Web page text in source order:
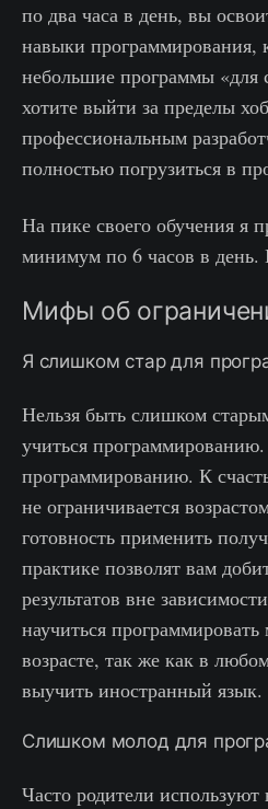
по два часа в день, вы
навыки программирования,
небольшие программы «для
хотите выйти за пределы
профессиональным
полностью погрузиться в
На пике своего обучения я
минимум по 6 часов в день.
Мифы об
Я слишком стар для
Нельзя быть слишком
учиться
программированию. К
не ограничивается
готовность применить
практике позволят вам
результатов вне
научиться
возрасте, так же как в
выучить иностранный язык.
Слишком молод для
Часто родители используют